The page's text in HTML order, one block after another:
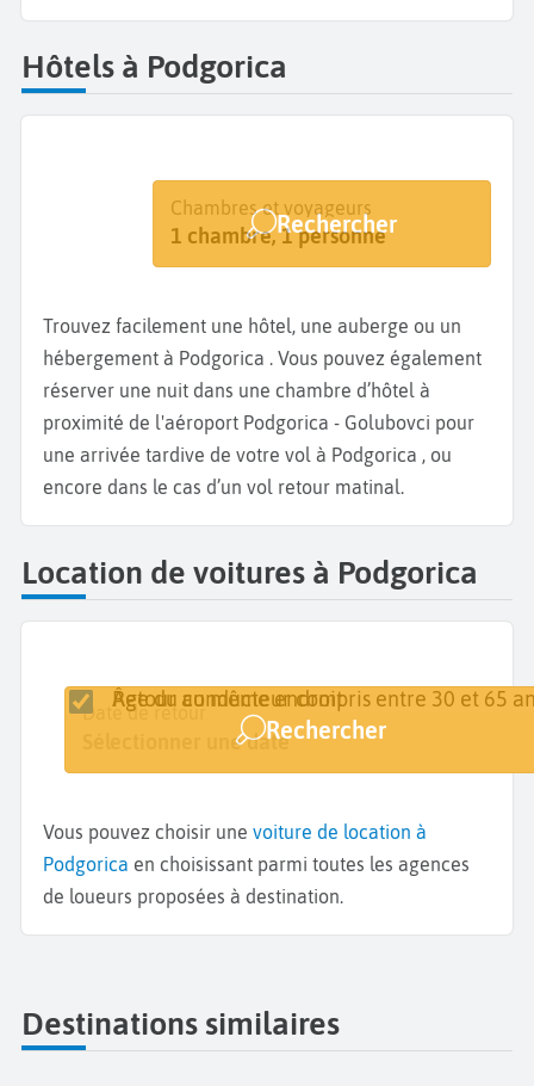
Hôtels à Podgorica
Destination
Podgorica Golubovci
Dates
Dates de votre séjour
Chambres et voyageurs
1 chambre, 1 personne
Rechercher
Trouvez facilement une hôtel, une auberge ou un
hébergement à Podgorica . Vous pouvez également
réserver une nuit dans une chambre d’hôtel à
proximité de l'aéroport Podgorica - Golubovci pour
une arrivée tardive de votre vol à Podgorica , ou
encore dans le cas d’un vol retour matinal.
Location de voitures à Podgorica
Lieu de retrait
Podgorica Golubovci
Date de retrait
Sélectionner une date
Date de retour
Sélectionner une date
Retour au même endroit
Âge du conducteur compris entre 30 et 65
Rechercher
Vous pouvez choisir une voiture de location à
Podgorica en choisissant parmi toutes les agences
de loueurs proposées à destination.
Destinations similaires